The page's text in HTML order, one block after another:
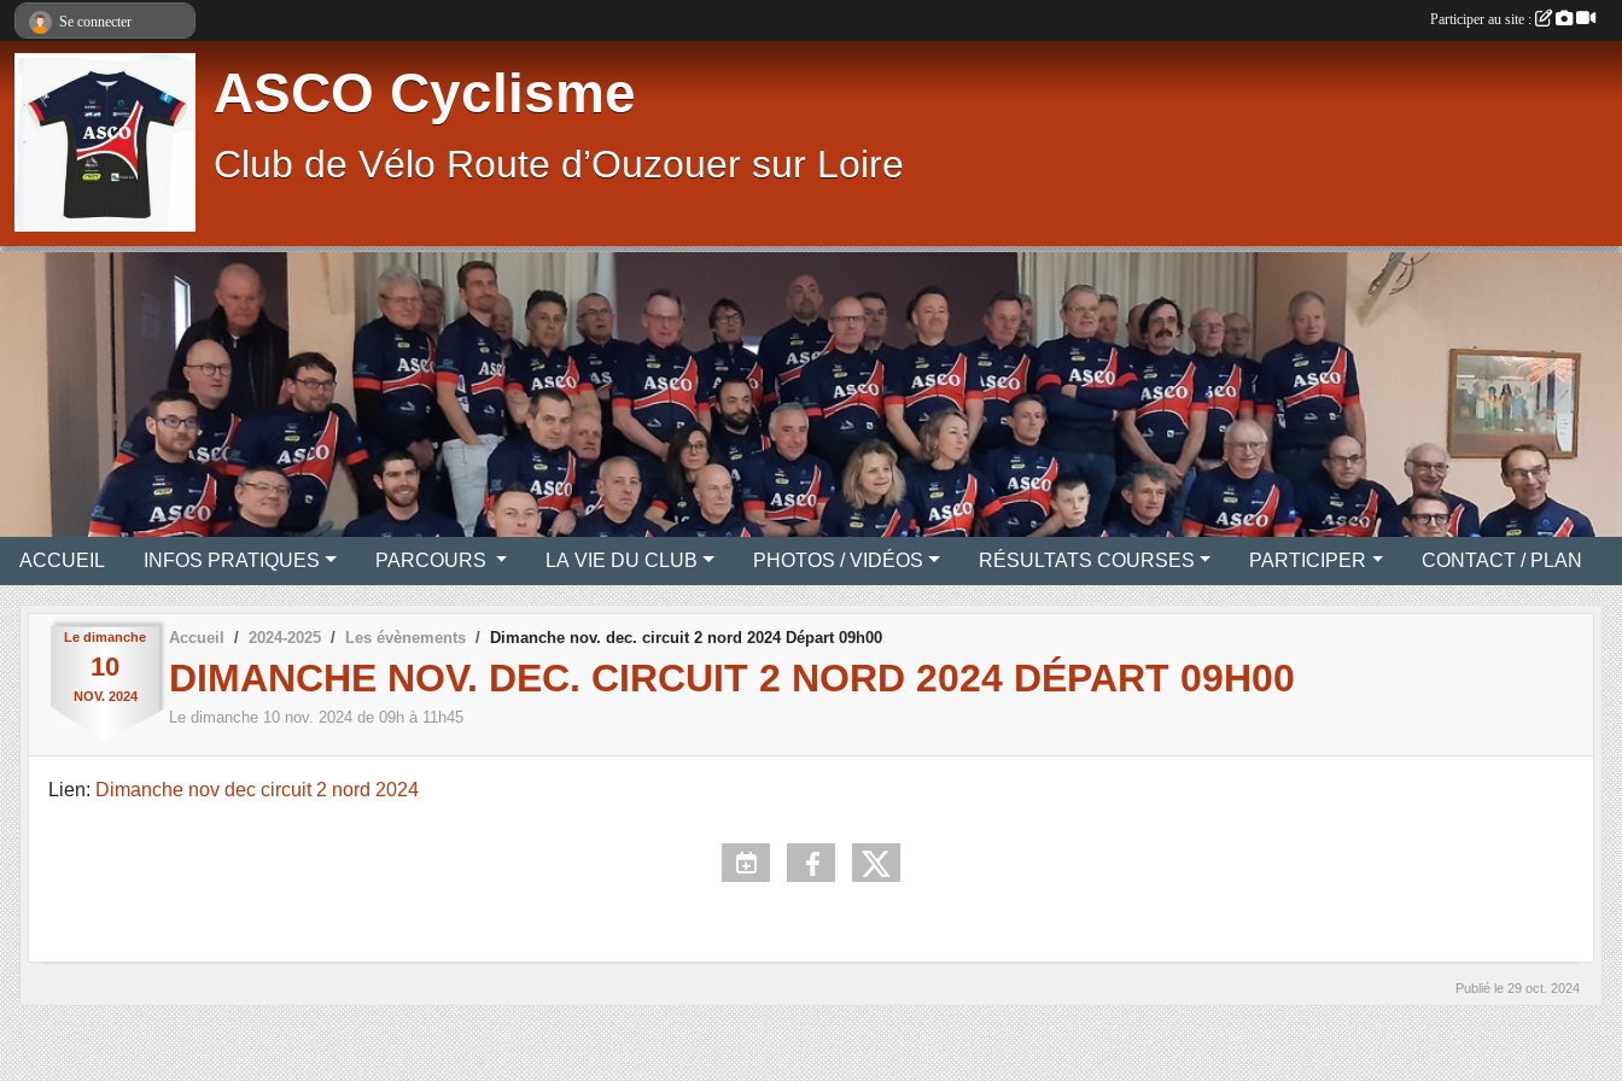
ASCO Cyclisme
Club de Vélo Route d’Ouzouer sur Loire
ACCUEIL INFOS PRATIQUES PARCOURS LA VIE DU CLUB PHOTOS / VIDÉOS RÉSULTATS COURSES PARTICIPER CONTACT / PLAN
Le dimanche
10
NOV. 2024
Accueil 2024-2025 Les évènements Dimanche nov. dec. circuit 2 nord 2024 Départ 09h00
DIMANCHE NOV. DEC. CIRCUIT 2 NORD 2024 DÉPART 09H00
Le dimanche 10 nov. 2024 de 09h à 11h45
Lien: Dimanche nov dec circuit 2 nord 2024
Publié le 29 oct. 2024
Se connecter Participer au site :
Panneau de gestion des cookies